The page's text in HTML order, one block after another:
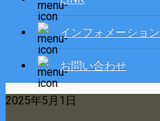
インフォメーション
お問い合わせ
2025年5月1日